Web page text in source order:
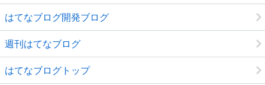
はてなブログ開発ブログ
週刊はてなブログ
はてなブログトップ